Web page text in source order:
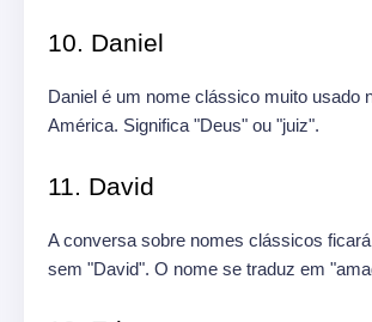
10. Daniel
Daniel é um nome clássico muito usado
América. Significa "Deus" ou "juiz".
11. David
A conversa sobre nomes clássicos
sem "David". O nome se traduz em